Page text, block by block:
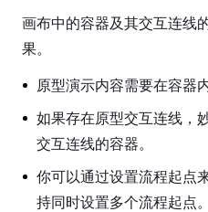
图
工
具
图
层
属
画布中的容器及其交互连线
果。
原型演示内容需要在容器内
如果存在原型交互连线，
交互连线的容器。
你可以通过设置流程起点
持同时设置多个流程起点。